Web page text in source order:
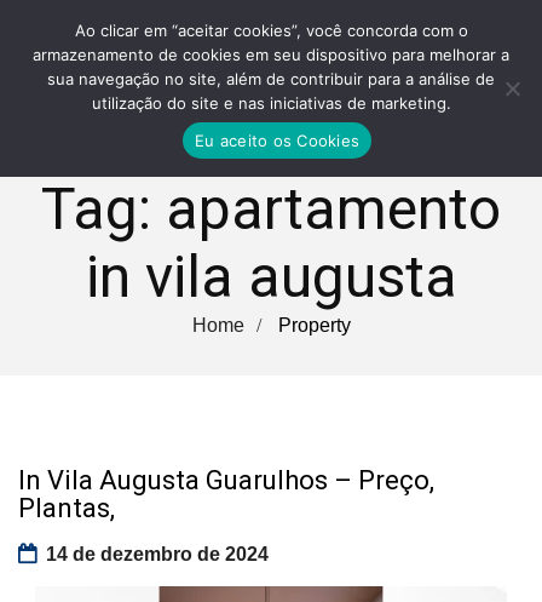
Tag: apartamento
in vila augusta
Home Property
In Vila Augusta Guarulhos – Preço,
Plantas,
14 de dezembro de 2024
Ao clicar em “aceitar cookies”, você concorda com o
armazenamento de cookies em seu dispositivo para melhorar a
sua navegação no site, além de contribuir para a análise de
utilização do site e nas iniciativas de marketing.
Eu aceito os Cookies